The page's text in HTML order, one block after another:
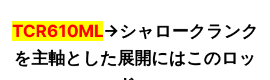
TCR610ML→シャロークランク
を主軸とした展開にはこのロッ